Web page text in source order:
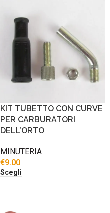
KIT TUBETTO CON CURVE
PER CARBURATORI
DELL’ORTO
MINUTERIA
€9.00
Scegli